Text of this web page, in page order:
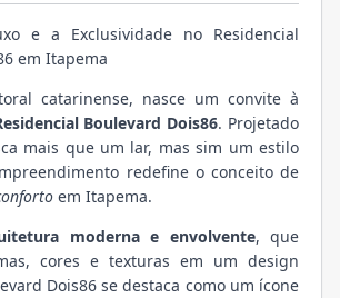
e a Exclusividade no Residencial
em Itapema
catarinense, nasce um convite à
Boulevard Dois86. Projetado
mais que um lar, mas sim um estilo
redefine o conceito de
em Itapema.
moderna e envolvente, que
cores e texturas em um design
Dois86 se destaca como um ícone